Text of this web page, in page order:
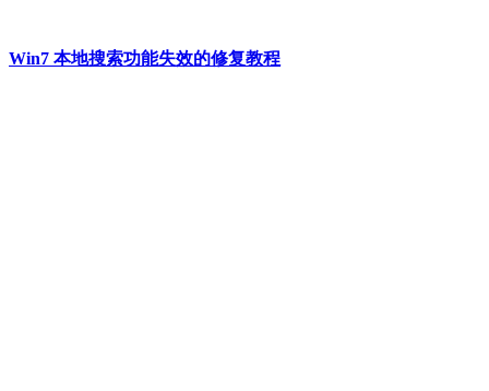
Win7 本地搜索功能失效的修复教程